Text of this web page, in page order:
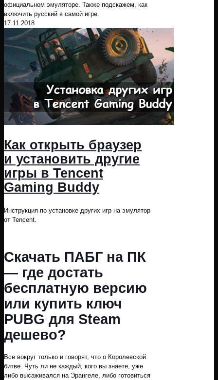
официальном эмуляторе. Также подскажем, как
включить русский в самой игре.
17.11.2018
Как открыть браузер
и установить другие
игры в Tencent
Gaming Buddy
Инструкция по установке других игр на эмулятор
от Tencent.
Скачать ПАБГ на ПК
— где достать
бесплатную версию
или купить ключ
PUBG для Steam
дешево?
Все вокруг только и говорят, что о Королевской
битве. Чуть ли не каждый, кого вы знаете, уже
либо высаживался на Эрангеле, либо готовиться